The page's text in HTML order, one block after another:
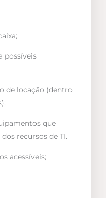
possíveis
de locação (dentro
que
recursos de TI.
acessíveis;